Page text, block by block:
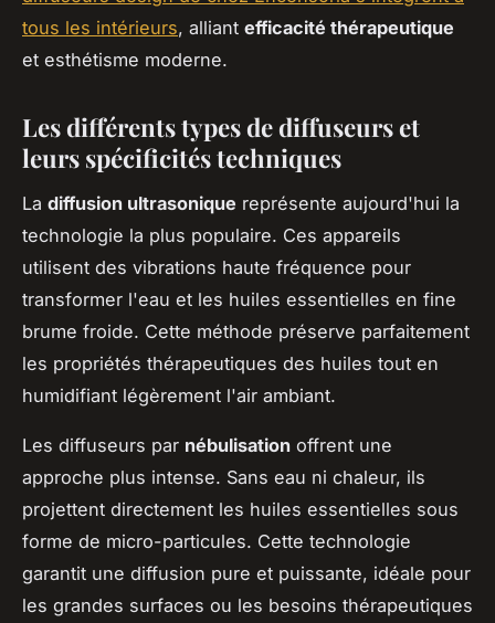
tous les intérieurs, alliant efficacité thérapeutique
et esthétisme moderne.
Les différents types de diffuseurs et
leurs spécificités techniques
La diffusion ultrasonique représente aujourd'hui la
technologie la plus populaire. Ces appareils
utilisent des vibrations haute fréquence pour
transformer l'eau et les huiles essentielles en fine
brume froide. Cette méthode préserve parfaitement
les propriétés thérapeutiques des huiles tout en
humidifiant légèrement l'air ambiant.
Les diffuseurs par nébulisation offrent une
approche plus intense. Sans eau ni chaleur, ils
projettent directement les huiles essentielles sous
forme de micro-particules. Cette technologie
garantit une diffusion pure et puissante, idéale pour
les grandes surfaces ou les besoins thérapeutiques